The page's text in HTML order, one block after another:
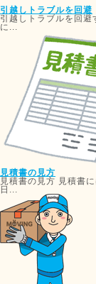
引越しトラブルを回避
引越しトラブルを回
に...
見積書の見方
見積書の見方 見積書
日...